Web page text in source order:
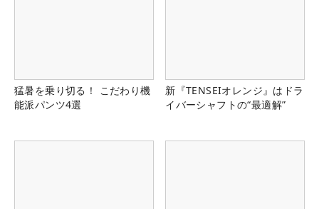
猛暑を乗り切る！ こだわり機
能派パンツ4選
新『TENSEIオレンジ』はドラ
イバーシャフトの“最適解”